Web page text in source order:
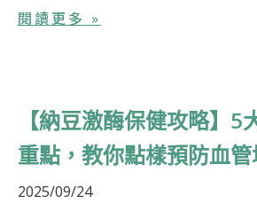
閱讀更多 »
【納豆激酶保健攻略】5
重點，教你點樣預防血管
2025/09/24